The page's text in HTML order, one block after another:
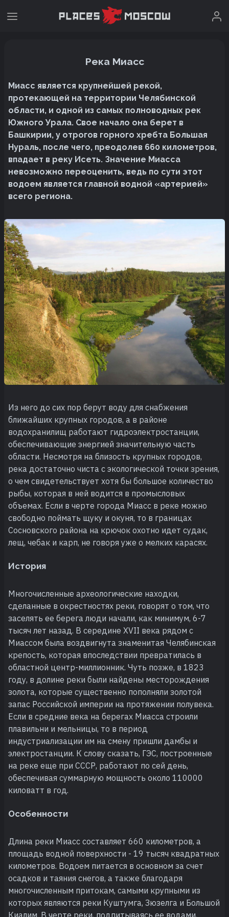
Река Миасс
Миасс является крупнейшей рекой,
протекающей на территории Челябинской
области, и одной из самых полноводных рек
Южного Урала. Свое начало она берет в
Башкирии, у отрогов горного хребта Большая
Нураль, после чего, преодолев 660 километров,
впадает в реку Исеть. Значение Миасса
невозможно переоценить, ведь по сути этот
водоем является главной водной «артерией»
всего региона.
Из него до сих пор берут воду для снабжения
ближайших крупных городов, а в районе
водохранилищ работают гидроэлектростанции,
обеспечивающие энергией значительную часть
области. Несмотря на близость крупных городов,
река достаточно чиста с экологической точки зрения,
о чем свидетельствует хотя бы большое количество
рыбы, которая в ней водится в промысловых
объемах. Если в черте города Миасс в реке можно
свободно поймать щуку и окуня, то в границах
Сосновского района на крючок охотно идет судак,
лещ, чебак и карп, не говоря уже о мелких карасях.
История
Многочисленные археологические находки,
сделанные в окрестностях реки, говорят о том, что
заселять ее берега люди начали, как минимум, 6-7
тысяч лет назад. В середине XVII века рядом с
Миассом была воздвигнута знаменитая Челябинская
крепость, которая впоследствии превратилась в
областной центр-миллионник. Чуть позже, в 1823
году, в долине реки были найдены месторождения
золота, которые существенно пополняли золотой
запас Российской империи на протяжении полувека.
Если в средние века на берегах Миасса строили
плавильни и мельницы, то в период
индустриализации им на смену пришли дамбы и
электростанции. К слову сказать, ГЭС, построенные
на реке еще при СССР, работают по сей день,
обеспечивая суммарную мощность около 110000
киловатт в год.
Особенности
Длина реки Миасс составляет 660 километров, а
площадь водной поверхности - 19 тысяч квадратных
километров. Водоем питается в основном за счет
осадков и таяния снегов, а также благодаря
многочисленным притокам, самыми крупными из
которых являются реки Куштумга, Зюзелга и Большой
Киалим. В черте реки, подпитываясь ее водами,